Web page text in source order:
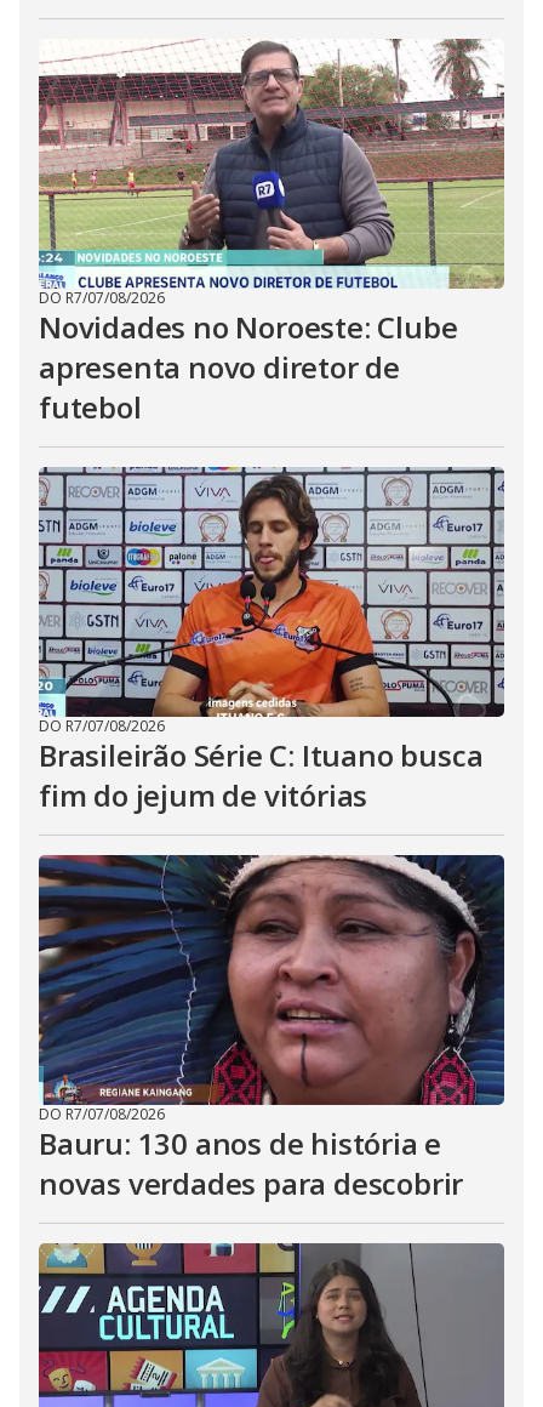
DO R7/07/08/2026
Novidades no Noroeste: Clube
apresenta novo diretor de
futebol
DO R7/07/08/2026
Brasileirão Série C: Ituano busca
fim do jejum de vitórias
DO R7/07/08/2026
Bauru: 130 anos de história e
novas verdades para descobrir